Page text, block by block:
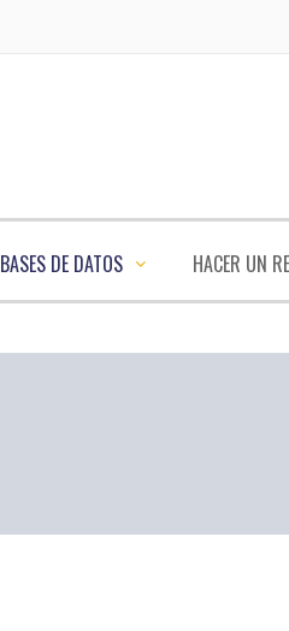
BASES DE DATOS HACER UN